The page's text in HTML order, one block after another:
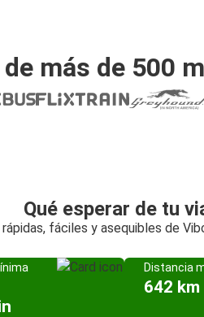
más de 500
Qué esperar de tu
fáciles y asequibles de
Distancia
642 km